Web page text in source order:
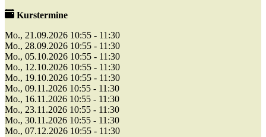
Kurstermine
Mo., 21.09.2026 10:55 - 11:30
Mo., 28.09.2026 10:55 - 11:30
Mo., 05.10.2026 10:55 - 11:30
Mo., 12.10.2026 10:55 - 11:30
Mo., 19.10.2026 10:55 - 11:30
Mo., 09.11.2026 10:55 - 11:30
Mo., 16.11.2026 10:55 - 11:30
Mo., 23.11.2026 10:55 - 11:30
Mo., 30.11.2026 10:55 - 11:30
Mo., 07.12.2026 10:55 - 11:30